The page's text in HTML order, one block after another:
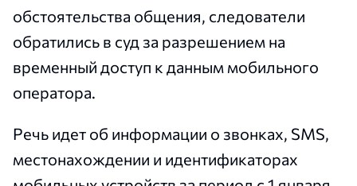
обстоятельства общения, следователи
обратились в суд за разрешением на
временный доступ к данным мобильного
оператора.
Речь идет об информации о звонках, SMS,
местонахождении и идентификаторах